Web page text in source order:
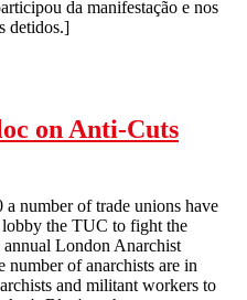
da manifestação e nos
detidos.]
on Anti-Cuts
number of trade unions have
the TUC to fight the
annual London Anarchist
of anarchists are in
and militant workers to